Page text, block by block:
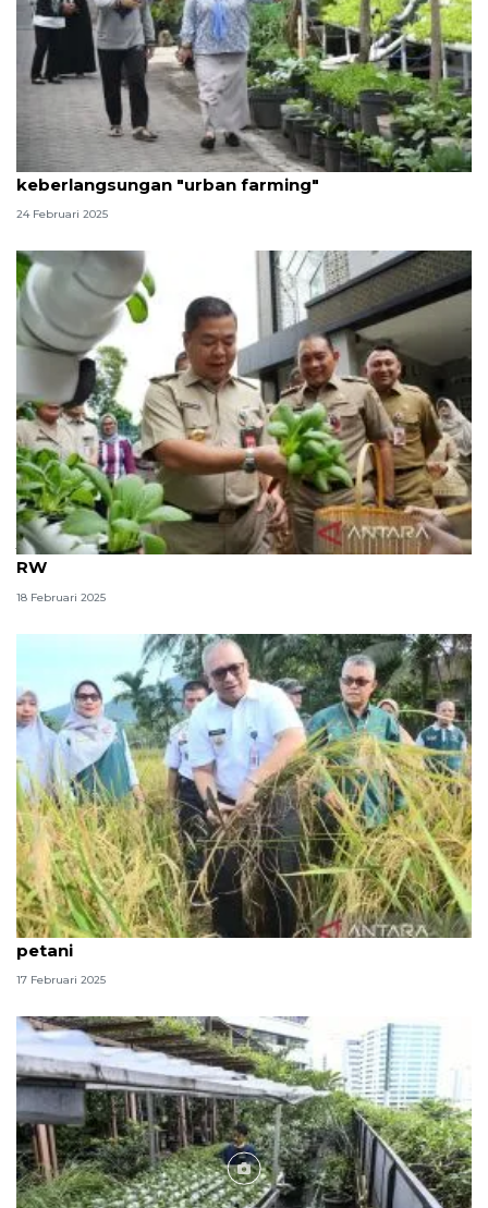
Wakil Ketua DPRD Surabaya dorong
keberlangsungan "urban farming"
24 Februari 2025
Jakpus kembali aktifkan bank sampah di seluruh
RW
18 Februari 2025
Sawah Pokok Murah ala Djoni untuk kesejahteraan
petani
17 Februari 2025